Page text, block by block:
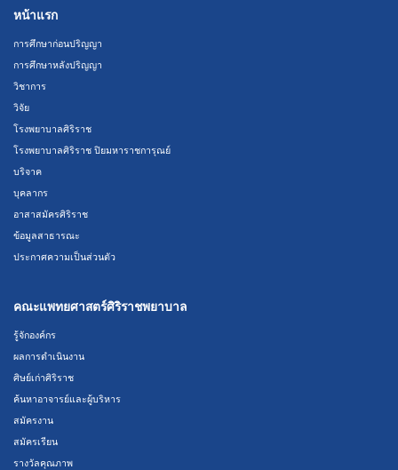
หน้าแรก
การศึกษาก่อนปริญญา
การศึกษาหลังปริญญา
วิชาการ
วิจัย
โรงพยาบาลศิริราช
โรงพยาบาลศิริราช ปิยมหาราชการุณย์
บริจาค
บุคลากร
อาสาสมัครศิริราช
ข้อมูลสาธารณะ
ประกาศความเป็นส่วนตัว
คณะแพทยศาสตร์ศิริราชพยาบาล
รู้จักองค์กร
ผลการดำเนินงาน
ศิษย์เก่าศิริราช
ค้นหาอาจารย์และผู้บริหาร
สมัครงาน
สมัครเรียน
รางวัลคุณภาพ